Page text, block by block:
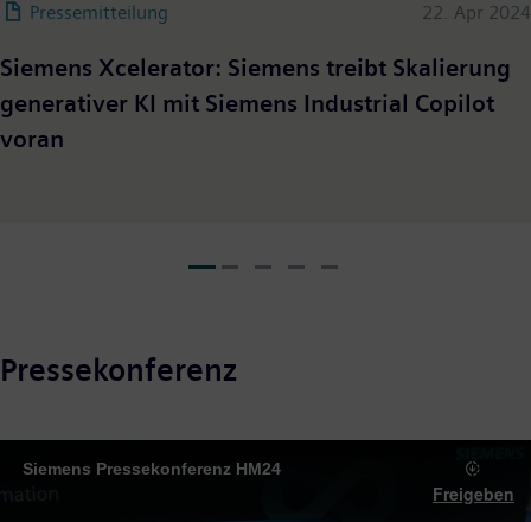
Pressemitteilung 22. Apr 2024
Siemens Xcelerator: Siemens treibt Skalierung
generativer KI mit Siemens Industrial Copilot
voran
Pressekonferenz
Siemens Pressekonferenz HM24
Freigeben